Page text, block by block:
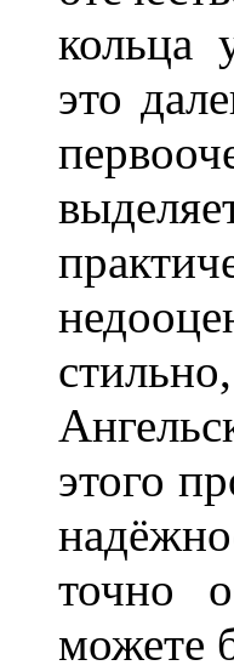
кольца
это
этого
точно
можете